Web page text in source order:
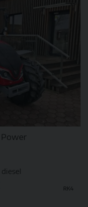
Power
diesel
RK4